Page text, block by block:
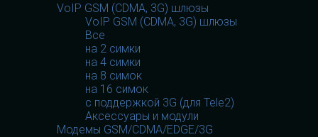
VoIP GSM (CDMA, 3G) шлюзы
VoIP GSM (CDMA, 3G) шлюзы
Все
на 2 симки
на 4 симки
на 8 симок
на 16 симок
с поддержкой 3G (для Tele2)
Аксессуары и модули
Модемы GSM/CDMA/EDGE/3G